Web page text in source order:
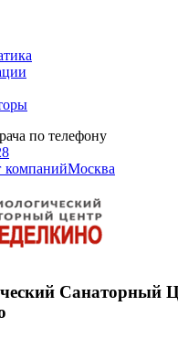
по телефону
компанийМосква
Санаторный